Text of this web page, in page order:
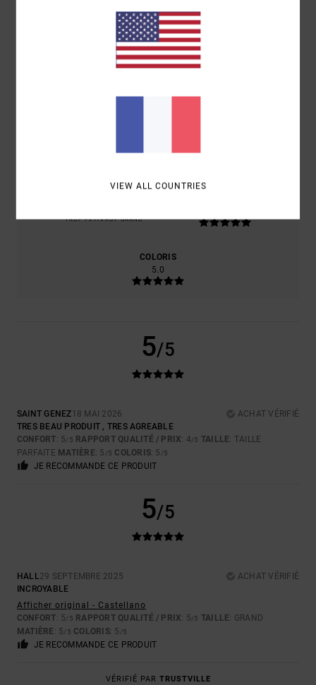
5.0/5
TROP PETITTROP GRAND
COLORIS
5.0
5/5
SAINT GENEZ18 MAI 2026
ACHAT VÉRIFIÉ
TRES BEAU PRODUIT , TRES AGREABLE
CONFORT: 5/5 RAPPORT QUALITÉ / PRIX: 4/5 TAILLE: TAILLE
PARFAITE MATIÈRE: 5 /5 COLORIS: 5 /5
JE RECOMMANDE CE PRODUIT
5/5
HALL29 SEPTEMBRE 2025
ACHAT VÉRIFIÉ
INCROYABLE
Afficher original - Castellano
CONFORT: 5/5 RAPPORT QUALITÉ / PRIX: 5/5 TAILLE: GRAND
MATIÈRE : 5/5 COLORIS: 5 /5
JE RECOMMANDE CE PRODUIT
VÉRIFIÉ PAR TRUSTVILLE
VIEW ALL COUNTRIES